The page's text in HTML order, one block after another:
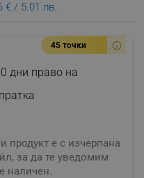
€ / 5.01 лв.
45 точки
дни право на
продукт е с изчерпана
за да те уведомим
наличен.